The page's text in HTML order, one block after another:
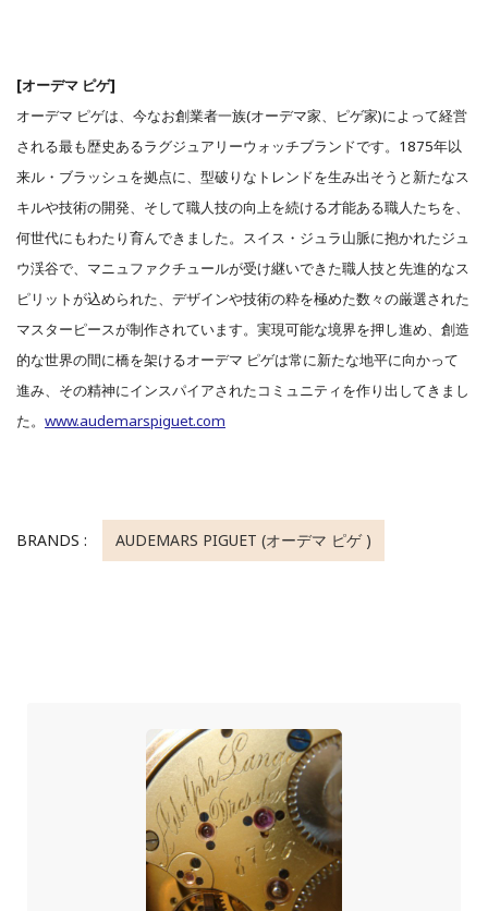
[オーデマ ピゲ]
オーデマ ピゲは、今なお創業者一族(オーデマ家、ピゲ家)によって経営
される最も歴史あるラグジュアリーウォッチブランドです。1875年以
来ル・ブラッシュを拠点に、型破りなトレンドを生み出そうと新たなス
キルや技術の開発、そして職人技の向上を続ける才能ある職人たちを、
何世代にもわたり育んできました。スイス・ジュラ山脈に抱かれたジュ
ウ渓谷で、マニュファクチュールが受け継いできた職人技と先進的なス
ピリットが込められた、デザインや技術の粋を極めた数々の厳選された
マスターピースが制作されています。実現可能な境界を押し進め、創造
的な世界の間に橋を架けるオーデマ ピゲは常に新たな地平に向かって
進み、その精神にインスパイアされたコミュニティを作り出してきまし
た。 www.audemarspiguet.com
BRANDS : AUDEMARS PIGUET (オーデマ ピゲ )